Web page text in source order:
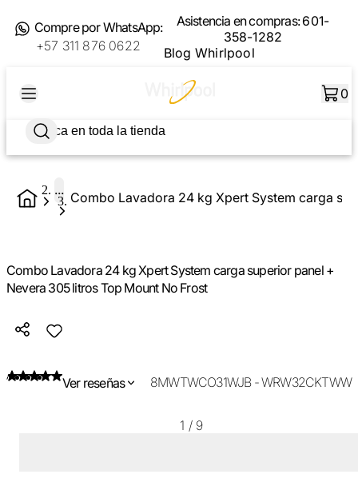
Compre por WhatsApp:
+57 311 876 0622
Asistencia en compras:601-
358-1282
Blog Whirlpool
0
...
Combo Lavadora 24 kg Xpert System carga superior panel +
Nevera 305 litros Top Mount No Frost
Ver reseñas 8MWTWCO31WJB - WRW32CKTWW
1 / 9